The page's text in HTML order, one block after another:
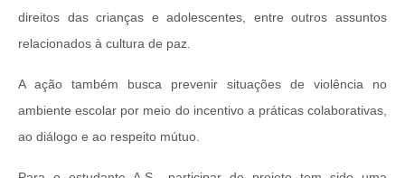
direitos das crianças e adolescentes, entre outros assuntos
relacionados à cultura de paz.
A ação também busca prevenir situações de violência no
ambiente escolar por meio do incentivo a práticas colaborativas,
ao diálogo e ao respeito mútuo.